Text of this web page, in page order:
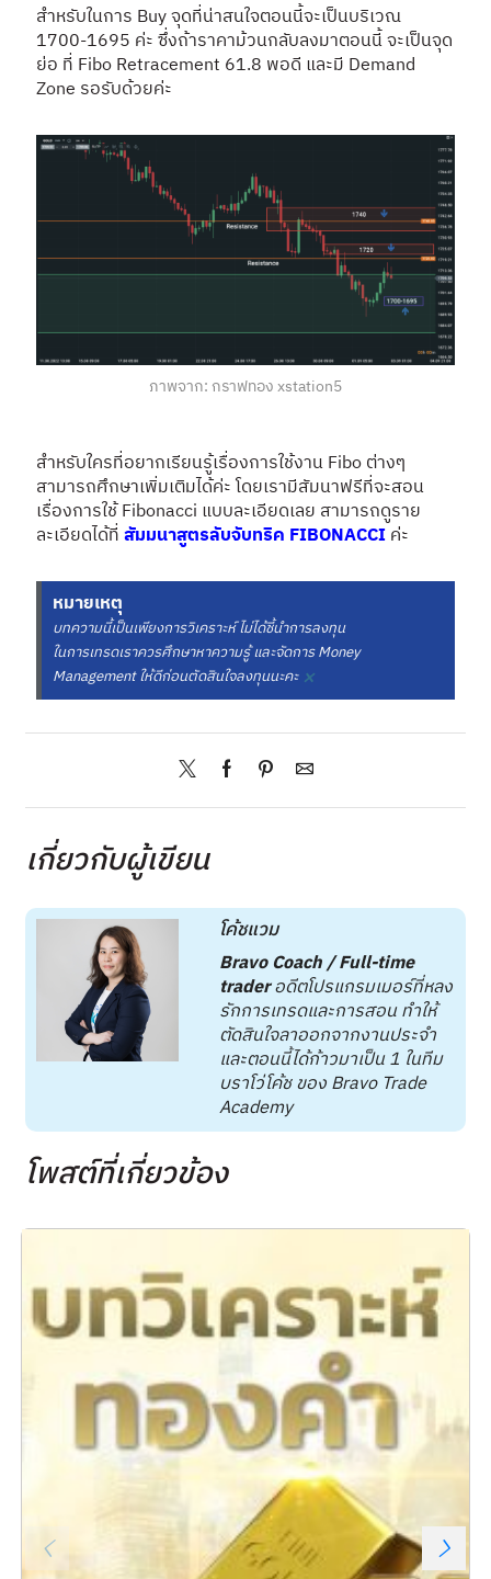
สำหรับในการ Buy จุดที่น่าสนใจตอนนี้จะเป็นบริเวณ
1700-1695 ค่ะ ซึ่งถ้าราคาม้วนกลับลงมาตอนนี้ จะเป็นจุด
ย่อ ที่ Fibo Retracement 61.8 พอดี และมี Demand
Zone รอรับด้วยค่ะ
ภาพจาก: กราฟทอง xstation5
สำหรับใครที่อยากเรียนรู้เรื่องการใช้งาน Fibo ต่างๆ
สามารถศึกษาเพิ่มเติมได้ค่ะ โดยเรามีสัมนาฟรีที่จะสอน
เรื่องการใช้ Fibonacci แบบละเอียดเลย สามารถดูราย
ละเอียดได้ที่สัมมนาสูตรลับจับทริค FIBONACCIค่ะ
หมายเหตุ
บทความนี้เป็นเพียงการวิเคราะห์ ไม่ได้ชี้นำการลงทุน
ในการเทรดเราควรศึกษาหาความรู้ และจัดการ Money
Management ให้ดีก่อนตัดสินใจลงทุนนะคะ ×
เกี่ยวกับผู้เขียน
โค้ชแวม
Bravo Coach / Full-time
traderอดีตโปรแกรมเมอร์ที่หลง
รักการเทรดและการสอน ทำให้
ตัดสินใจลาออกจากงานประจำ
และตอนนี้ได้ก้าวมาเป็น 1 ในทีม
บราโว่โค้ช ของ Bravo Trade
Academy
โพสต์ที่เกี่ยวข้อง